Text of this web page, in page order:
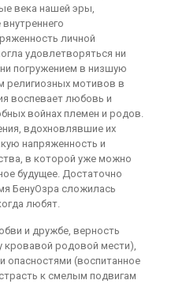
века нашей эры,
личной
удовлетворяться ни
погружением в низшую
религиозных мотивов в
воспевает любовь и
войнах племен и родов.
вдохновлявшие их
напряженность и
в которой уже можно
будущее. Достаточно
БенуОзра сложилась
любят.
и дружбе, верность
кровавой родовой мести),
опасностями (воспитанное
к смелым подвигам